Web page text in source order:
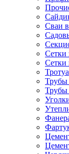
Сваи
Сетки
Сетки
Трубы
Трубы